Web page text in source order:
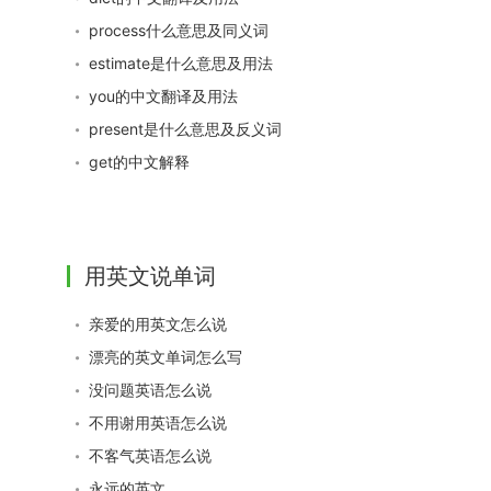
process什么意思及同义词
estimate是什么意思及用法
you的中文翻译及用法
present是什么意思及反义词
get的中文解释
用英文说单词
亲爱的用英文怎么说
漂亮的英文单词怎么写
没问题英语怎么说
不用谢用英语怎么说
不客气英语怎么说